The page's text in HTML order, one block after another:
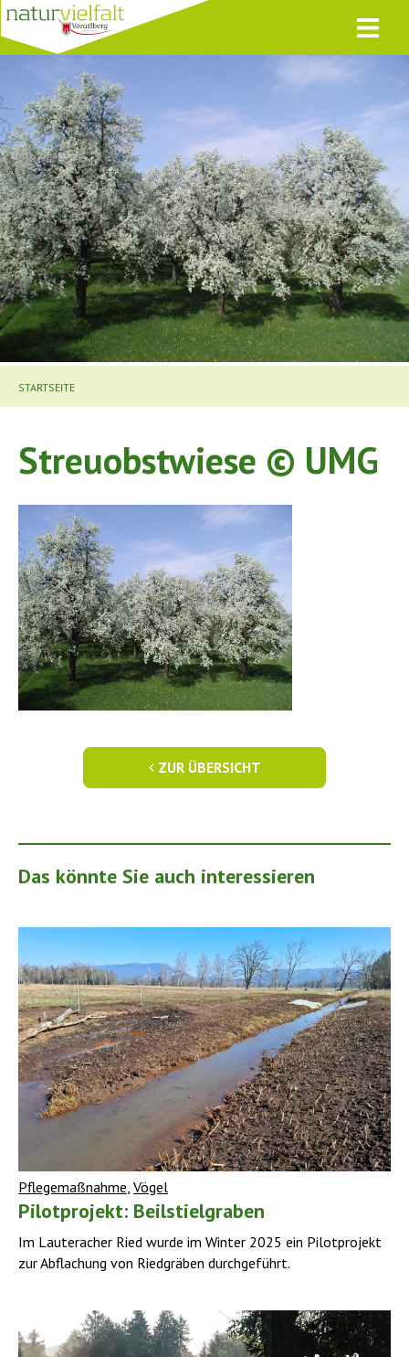
STARTSEITE
Streuobstwiese © UMG
ZUR ÜBERSICHT
Das könnte Sie auch interessieren
Pflegemaßnahme, Vögel
Pilotprojekt: Beilstielgraben
Im Lauteracher Ried wurde im Winter 2025 ein Pilotprojekt
zur Abflachung von Riedgräben durchgeführt.